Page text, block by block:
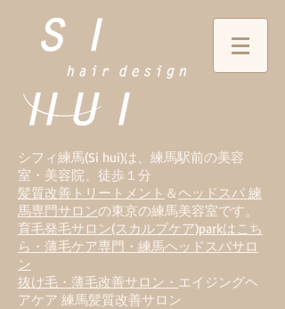
シフィ練馬(Si hui)は、 練馬駅前の美容
室・美容院、徒歩１分
髪質改善トリートメント ＆ヘッドスパ 練
馬専門サロンの東京の練馬美容室です。
育毛発毛サロン(スカルプケア)parkはこち
ら・薄毛ケア専門・練馬ヘッドスパサロ
ン
抜け毛・薄毛改善サロン・ エイジングヘ
アケア 練馬髪質改善サロン